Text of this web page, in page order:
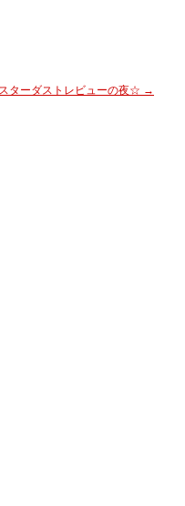
スターダストレビューの夜☆ →